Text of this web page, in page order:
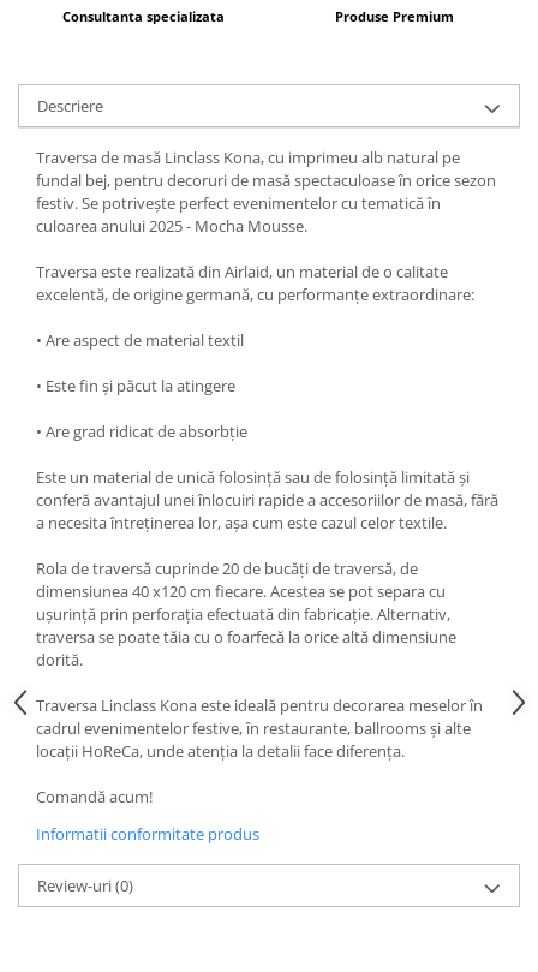
DECOR ALBASTRU
DECOR ARGINTIU & GRI
DECOR BRONZ
DECOR PORTOCALIU & CARAMIZIU
DECOR GALBEN
DECOR NEGRU
DECOR CREM
DECOR BEJ & MARO
DECOR ROZ
DECOR NUNTA & LOGODNA
DECOR BOTEZ
DECOR ANIVERSARI COPII
DECOR PETRECERI
TEMATICA MARINA
TEMATICA MEDITERANEANA
TEMATICA BOTANICA / VEGETALA
TEMATICA ROMANTICA
DECOR 1 & 8 MARTIE
DECOR PASTE
DECOR HALLOWEEN
DECOR ZIUA ROMANIEI
DECOR CRACIUN & REVELION
Consultanta specializata Produse Premium
Descriere
Traversa de masă Linclass Kona, cu imprimeu alb natural pe
fundal bej, pentru decoruri de masă spectaculoase în orice sezon
festiv. Se potrivește perfect evenimentelor cu tematică în
culoarea anului 2025 - Mocha Mousse.
Traversa este realizată din Airlaid, un material de o calitate
excelentă, de origine germană, cu performanțe extraordinare:
• Are aspect de material textil
• Este fin și păcut la atingere
• Are grad ridicat de absorbție
Este un material de unică folosință sau de folosință limitată și
conferă avantajul unei înlocuiri rapide a accesoriilor de masă, fără
a necesita întreținerea lor, așa cum este cazul celor textile.
Rola de traversă cuprinde 20 de bucăți de traversă, de
dimensiunea 40 x120 cm fiecare. Acestea se pot separa cu
ușurință prin perforația efectuată din fabricație. Alternativ,
traversa se poate tăia cu o foarfecă la orice altă dimensiune
dorită.
Traversa Linclass Kona este ideală pentru decorarea meselor în
cadrul evenimentelor festive, în restaurante, ballrooms și alte
locații HoReCa, unde atenția la detalii face diferența.
Comandă acum!
Informatii conformitate produs
Review-uri(0)